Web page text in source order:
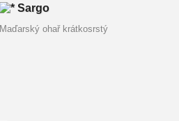
Sargo
Maďarský ohař krátkosrstý